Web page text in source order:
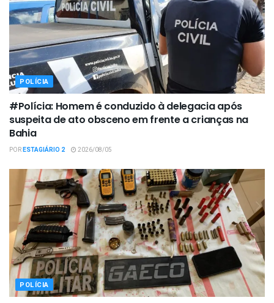
POLÍCIA
#Polícia: Homem é conduzido à delegacia após
suspeita de ato obsceno em frente a crianças na
Bahia
PORESTAGIÁRIO 2 2026/08/05
POLÍCIA